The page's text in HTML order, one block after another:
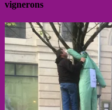
vignerons